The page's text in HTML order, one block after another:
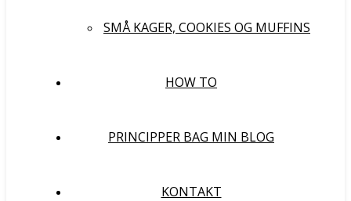
SMÅ KAGER, COOKIES OG MUFFINS
HOW TO
PRINCIPPER BAG MIN BLOG
KONTAKT